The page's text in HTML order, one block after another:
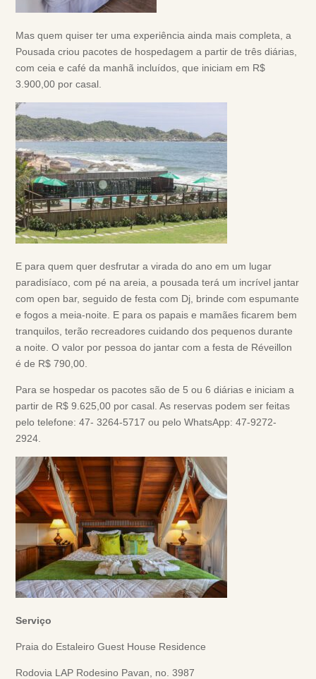
Mas quem quiser ter uma experiência ainda mais completa, a
Pousada criou pacotes de hospedagem a partir de três diárias,
com ceia e café da manhã incluídos, que iniciam em R$
3.900,00 por casal.
E para quem quer desfrutar a virada do ano em um lugar
paradisíaco, com pé na areia, a pousada terá um incrível jantar
com open bar, seguido de festa com Dj, brinde com espumante
e fogos a meia-noite. E para os papais e mamães ficarem bem
tranquilos, terão recreadores cuidando dos pequenos durante
a noite. O valor por pessoa do jantar com a festa de Réveillon
é de R$ 790,00.
Para se hospedar os pacotes são de 5 ou 6 diárias e iniciam a
partir de R$ 9.625,00 por casal. As reservas podem ser feitas
pelo telefone: 47- 3264-5717 ou pelo WhatsApp: 47-9272-
2924.
Serviço
Praia do Estaleiro Guest House Residence
Rodovia LAP Rodesino Pavan, no. 3987